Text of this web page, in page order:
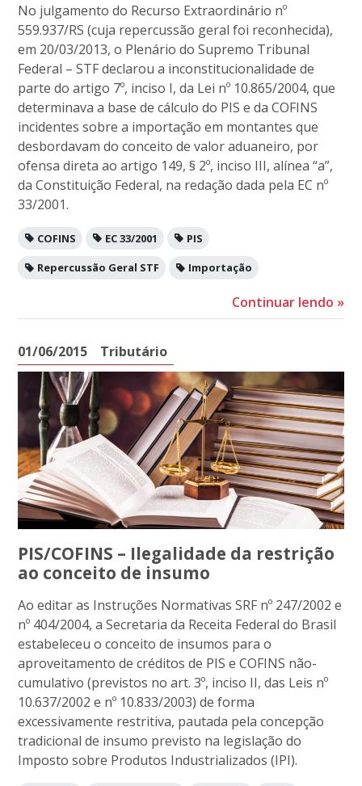
No julgamento do Recurso Extraordinário nº
559.937/RS (cuja repercussão geral foi reconhecida),
em 20/03/2013, o Plenário do Supremo Tribunal
Federal – STF declarou a inconstitucionalidade de
parte do artigo 7º, inciso I, da Lei nº 10.865/2004, que
determinava a base de cálculo do PIS e da COFINS
incidentes sobre a importação em montantes que
desbordavam do conceito de valor aduaneiro, por
ofensa direta ao artigo 149, § 2º, inciso III, alínea “a”,
da Constituição Federal, na redação dada pela EC nº
33/2001.
COFINS EC 33/2001 PIS
Repercussão Geral STF Importação
Continuar lendo »
01/06/2015 Tributário
PIS/COFINS – Ilegalidade da restrição
ao conceito de insumo
Ao editar as Instruções Normativas SRF nº 247/2002 e
nº 404/2004, a Secretaria da Receita Federal do Brasil
estabeleceu o conceito de insumos para o
aproveitamento de créditos de PIS e COFINS não-
cumulativo (previstos no art. 3º, inciso II, das Leis nº
10.637/2002 e nº 10.833/2003) de forma
excessivamente restritiva, pautada pela concepção
tradicional de insumo previsto na legislação do
Imposto sobre Produtos Industrializados (IPI).